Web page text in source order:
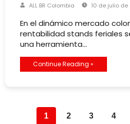
ALL BR Colombia 10 de julio de
En el dinámico mercado
rentabilidad stands feriales
una herramienta…
Continue Reading »
1 2 3 4